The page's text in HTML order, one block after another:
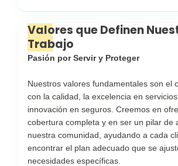
Valores que Definen
Trabajo
Pasión por Servir y Proteger
Nuestros valores fundamentales son el
con la calidad, la excelencia en
innovación en seguros. Creemos en
cobertura completa y en ser un pilar de
nuestra comunidad, ayudando a cada
encontrar el plan adecuado que se
necesidades específicas.